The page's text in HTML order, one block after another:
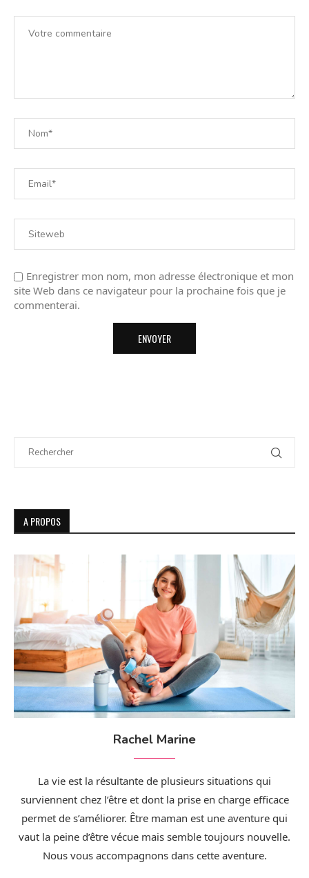
Enregistrer mon nom, mon adresse électronique et mon
site Web dans ce navigateur pour la prochaine fois que je
commenterai.
A PROPOS
Rachel Marine
La vie est la résultante de plusieurs situations qui
surviennent chez l’être et dont la prise en charge efficace
permet de s’améliorer. Être maman est une aventure qui
vaut la peine d’être vécue mais semble toujours nouvelle.
Nous vous accompagnons dans cette aventure.